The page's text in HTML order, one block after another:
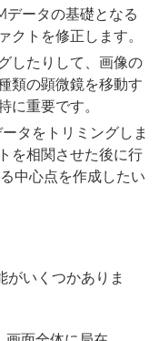
データの基礎となる
クトを修正します。
したりして、画像の
類の顕微鏡を移動す
に重要です。
タをトリミングしま
を相関させた後に行
中心点を作成したい
がいくつかありま